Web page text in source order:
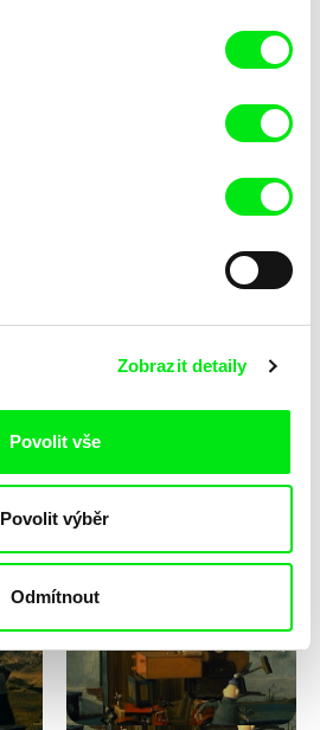
Zobrazit detaily
Povolit vše
Povolit výběr
Odmítnout
Lubomír Beneš